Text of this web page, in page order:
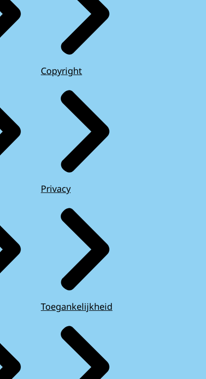
Copyright
Privacy
Toegankelijkheid